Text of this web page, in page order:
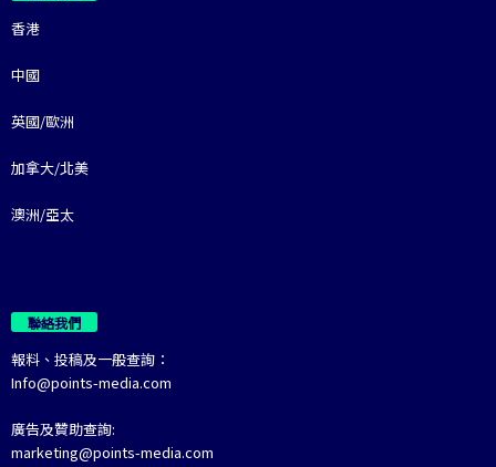
香港
中國
英國/歐洲
加拿大/北美
澳洲/亞太
聯絡我們
報料、投稿及一般查詢：
Info@points-media.com
廣告及贊助查詢:
marketing@points-media.com